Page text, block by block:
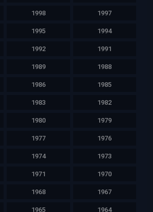
1998 1997
1995 1994
1992 1991
1989 1988
1986 1985
1983 1982
1980 1979
1977 1976
1974 1973
1971 1970
1968 1967
1965 1964